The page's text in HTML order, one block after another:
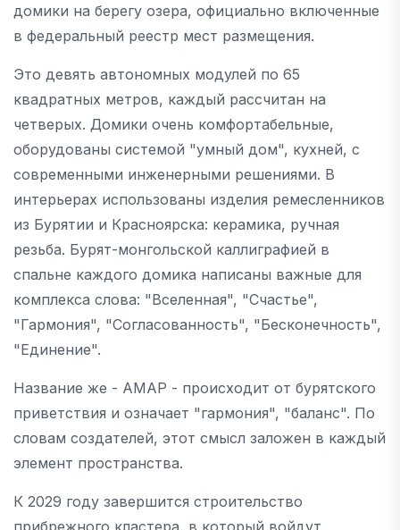
домики на берегу озера, официально включенные
в федеральный реестр мест размещения.
Это девять автономных модулей по 65
квадратных метров, каждый рассчитан на
четверых. Домики очень комфортабельные,
оборудованы системой "умный дом", кухней, с
современными инженерными решениями. В
интерьерах использованы изделия ремесленников
из Бурятии и Красноярска: керамика, ручная
резьба. Бурят-монгольской каллиграфией в
спальне каждого домика написаны важные для
комплекса слова: "Вселенная", "Счастье",
"Гармония", "Согласованность", "Бесконечность",
"Единение".
Название же - АМАР - происходит от бурятского
приветствия и означает "гармония", "баланс". По
словам создателей, этот смысл заложен в каждый
элемент пространства.
К 2029 году завершится строительство
прибрежного кластера, в который войдут